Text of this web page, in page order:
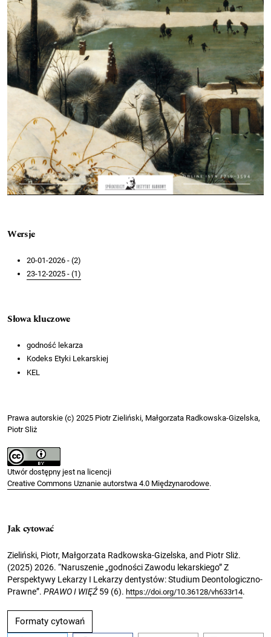
Wersje
20-01-2026 - (2)
23-12-2025 - (1)
Słowa kluczowe
godność lekarza
Kodeks Etyki Lekarskiej
KEL
Prawa autorskie (c) 2025 Piotr Zieliński, Małgorzata Radkowska-Gizelska,
Piotr Sliż
Utwór dostępny jest na licencji
Creative Commons Uznanie autorstwa 4.0 Międzynarodowe.
Jak cytować
Zieliński, Piotr, Małgorzata Radkowska-Gizelska, and Piotr Sliż.
(2025) 2026. “Naruszenie „godności Zawodu lekarskiego” Z
Perspektywy Lekarzy I Lekarzy dentystów: Studium Deontologiczno-
Prawne”. PRAWO I WIĘŹ59 (6). https://doi.org/10.36128/vh633r14.
Formaty cytowań